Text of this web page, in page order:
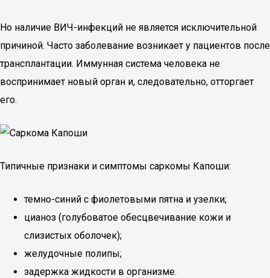
Но наличие ВИЧ-инфекций не является исключительной
причиной. Часто заболевание возникает у пациентов после
трансплантации. Иммунная система человека не
воспринимает новый орган и, следовательно, отторгает
его.
Типичные признаки и симптомы саркомы Капоши:
темно-синий с фиолетовыми пятна и узелки;
цианоз (голубоватое обесцвечивание кожи и
слизистых оболочек);
желудочные полипы;
задержка жидкости в организме.